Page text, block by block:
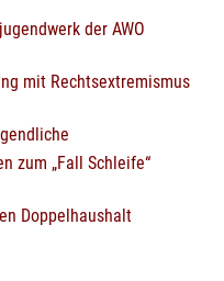
der AWO
mit Rechtsextremismus
zum „Fall Schleife“
Doppelhaushalt